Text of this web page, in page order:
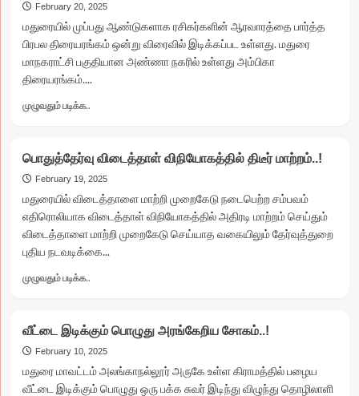
முட்டி
இளைஞர்
உயிரிழப்பு!
February 20, 2025
மதுரையில் முப்பது ஆண்டுகளாக ரசிகர்களின் ஆரவாரத்தை பார்த்த
பிரபல திரையரங்கம் ஒன்று விரைவில் இடிக்கப்பட உள்ளது. மதுரை
மாநகராட்சி பகுதியான அண்ணா நகரில் உள்ளது அம்பிகா
திரையரங்கம்....
முழுவதும் படிக்க..
இடிக்கப்பட
உள்ள
பிரபல
தியேட்டர்..!
பொதுத்தேர்வு விடைத்தாள் விநியோகத்தில் திடீர் மாற்றம்..!
February 19, 2025
மதுரையில் விடைத்தாளை மாற்றி முறைகேடு நடைபெற்ற சம்பவம்
எதிரொலியாக விடைத்தாள் விநியோகத்தில் அதிரடி மாற்றம் செய்தும்
விடைத்தாளை மாற்றி முறைகேடு செய்யாத வகையிலும் தேர்வுத்துறை
புதிய நடவடிக்கை...
முழுவதும் படிக்க..
பொதுத்தேர்வு
விடைத்தாள்
விநியோகத்தில்
திடீர்
மாற்றம்..!
வீட்டை இடிக்கும் பொழுது அரங்கேறிய சோகம்..!
February 10, 2025
மதுரை மாவட்டம் அலங்காநல்லூர் அருகே உள்ள கிராமத்தில் பழைய
வீட்டை இடிக்கும் பொழுது ஒரு பக்க சுவர் இடிந்து விழுந்து தொழிலாளி